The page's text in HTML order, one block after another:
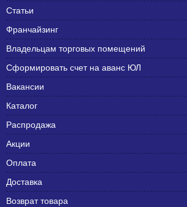
Статьи
Франчайзинг
Владельцам торговых помещений
Сформировать счет на аванс ЮЛ
Вакансии
Каталог
Распродажа
Акции
Оплата
Доставка
Возврат товара